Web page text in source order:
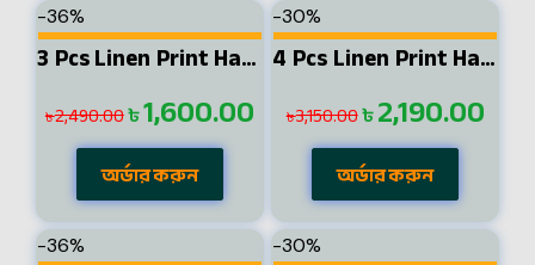
-36%
3 Pcs Linen Print Half Shirt-Sky+Petrol+Pest
৳2,490.00৳1,600.00
অর্ডার করুন
-30%
4 Pcs Linen Print Half Shirt-Black+Sky+Petrol+Ash
৳3,150.00৳2,190.00
অর্ডার করুন
-36% -30%